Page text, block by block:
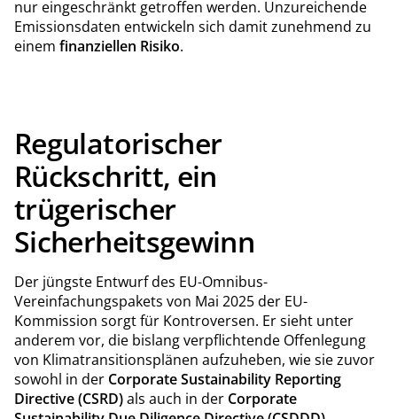
nur eingeschränkt getroffen werden. Unzureichende
Emissionsdaten entwickeln sich damit zunehmend zu
einem finanziellen Risiko.
Regulatorischer
Rückschritt, ein
trügerischer
Sicherheitsgewinn
Der jüngste Entwurf des EU-Omnibus-
Vereinfachungspakets von Mai 2025 der EU-
Kommission sorgt für Kontroversen. Er sieht unter
anderem vor, die bislang verpflichtende Offenlegung
von Klimatransitionsplänen aufzuheben, wie sie zuvor
sowohl in der Corporate Sustainability Reporting
Directive (CSRD)als auch in der Corporate